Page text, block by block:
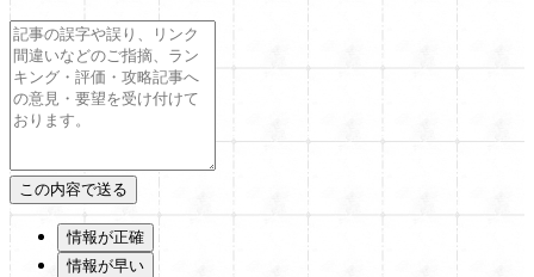
情報が正確
情報が早い